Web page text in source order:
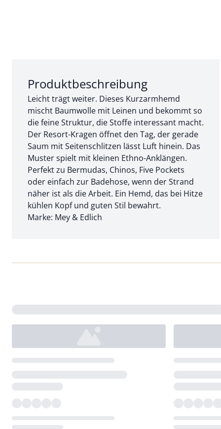
Abschnitt 1 von 3:
Produktbeschreibung
Leicht trägt weiter. Dieses Kurzarmhemd
mischt Baumwolle mit Leinen und bekommt so
die feine Struktur, die Stoffe interessant macht.
Der Resort-Kragen öffnet den Tag, der gerade
Saum mit Seitenschlitzen lässt Luft hinein. Das
Muster spielt mit kleinen Ethno-Anklängen.
Perfekt zu Bermudas, Chinos, Five Pockets
oder einfach zur Badehose, wenn der Strand
näher ist als die Arbeit. Ein Hemd, das bei Hitze
kühlen Kopf und guten Stil bewahrt.
Marke: Mey & Edlich